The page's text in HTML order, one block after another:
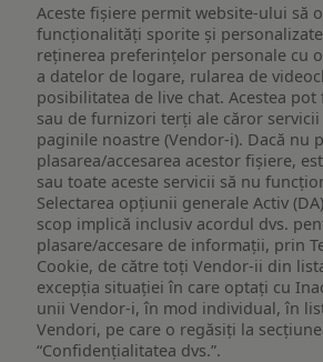
Aceste fișiere permit website-ului să
funcționalități sporite și
reţinerea preferinţelor personale cu
a datelor de logare, rularea de
posibilitatea de live chat. Acestea
sau de furnizori terți ale căror
paginile noastre (Vendor-i). Dacă nu
plasarea/accesarea acestor fișiere,
sau toate aceste servicii să nu
Selectarea opțiunii generale Activ
scop implică inclusiv acordul dvs.
plasare/accesare de informații, prin
Cookie, de către toți Vendor-ii din
excepția situației în care optați cu
unii Vendor-i, în mod individual, în
Vendori, pe care o regăsiți la
“Confidențialitatea dvs.”.